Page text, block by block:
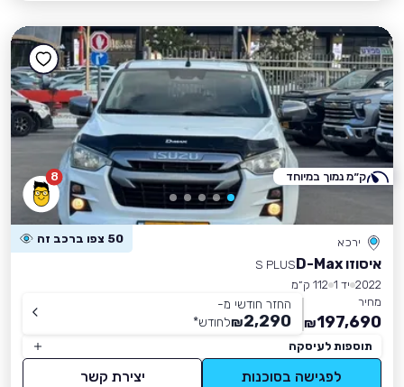
8
ירכא 50 צפו ברכב זה
איסוזו D-Max
S PLUS
2022 יד 1
112 ק״מ
מחיר
197,690
₪
החזר חודשי מ-
2,290
₪לחודש*
תוספות לעיסקה
לפגישה בסוכנות יצירת קשר
ק״מ נמוך במיוחד